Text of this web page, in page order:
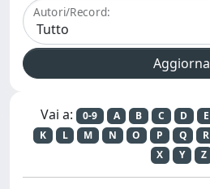
Autori/Record:
Vai a: 0-9 A B C D E
K
L M N O P Q R
X
Y Z